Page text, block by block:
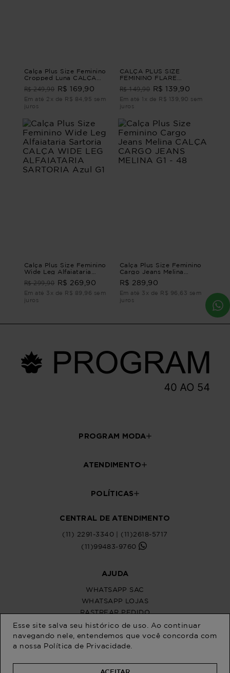
Calça Plus Size Feminino
Cropped Luna CALÇA
CROPPED LUNA Bege G4
- 54
R$ 249,90 R$ 169,90
Em até 2x de R$ 84,95 sem
juros
CALÇA PLUS SIZE
FEMININO FLARE
ALEGRA Preto G4 - 54
R$ 149,90 R$ 139,90
Em até 1x de R$ 139,90 sem
juros
Calça Plus Size Feminino
Wide Leg Alfaiataria
Sartoria CALÇA WIDE
LEG ALFAIATARIA
SARTORIA Azul G1
R$ 299,90 R$ 269,90
Em até 3x de R$ 89,96 sem
juros
Calça Plus Size Feminino
Cargo Jeans Melina
CALÇA CARGO JEANS
MELINA G1 - 48
R$ 289,90
Em até 3x de R$ 96,63 sem
juros
Esse site salva seu histórico de uso. Ao continuar
navegando nele, entendemos que você concorda com
a nossa Política de Privacidade
ACEITAR